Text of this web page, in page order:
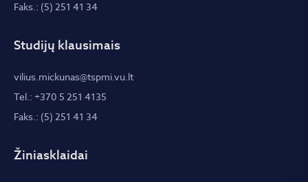
Faks.: (5) 251 41 34
Studijų klausimais
vilius.mickunas@tspmi.vu.lt
Tel.: +370 5 251 4135
Faks.: (5) 251 41 34
Žiniasklaidai